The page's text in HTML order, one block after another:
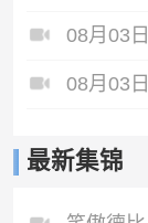
最新集锦